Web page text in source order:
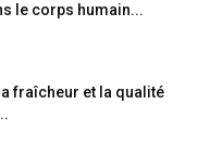
le corps humain...
fraîcheur et la qualité